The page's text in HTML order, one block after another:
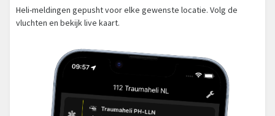
Heli-meldingen gepusht voor elke gewenste locatie. Volg de
vluchten en bekijk live kaart.